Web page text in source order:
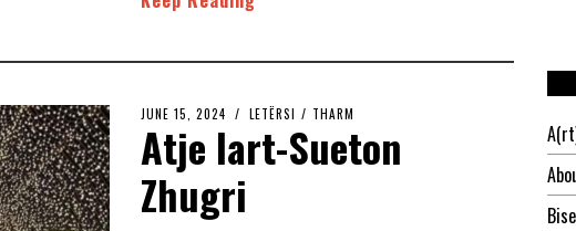
JUNE 15, 2024 LETËRSI / THARM
Atje lart-Sueton
Zhugri